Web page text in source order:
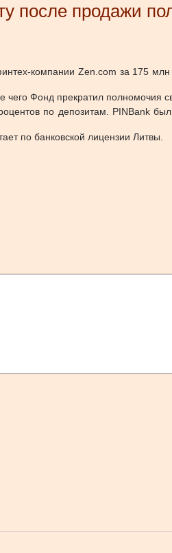
после продажи
компании Zen.com за 175
Фонд прекратил полномочия
по депозитам. PINBank
по банковской лицензии Литвы.